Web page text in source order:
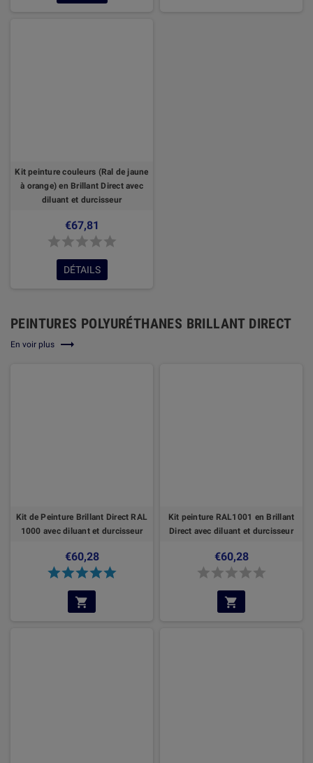
Kit peinture couleurs (Ral de jaune
à orange) en Brillant Direct avec
diluant et durcisseur
€67,81
DÉTAILS
PEINTURES POLYURÉTHANES BRILLANT DIRECT
En voir plus 
Kit de Peinture Brillant Direct RAL
1000 avec diluant et durcisseur
€60,28
Kit peinture RAL1001 en Brillant
Direct avec diluant et durcisseur
€60,28